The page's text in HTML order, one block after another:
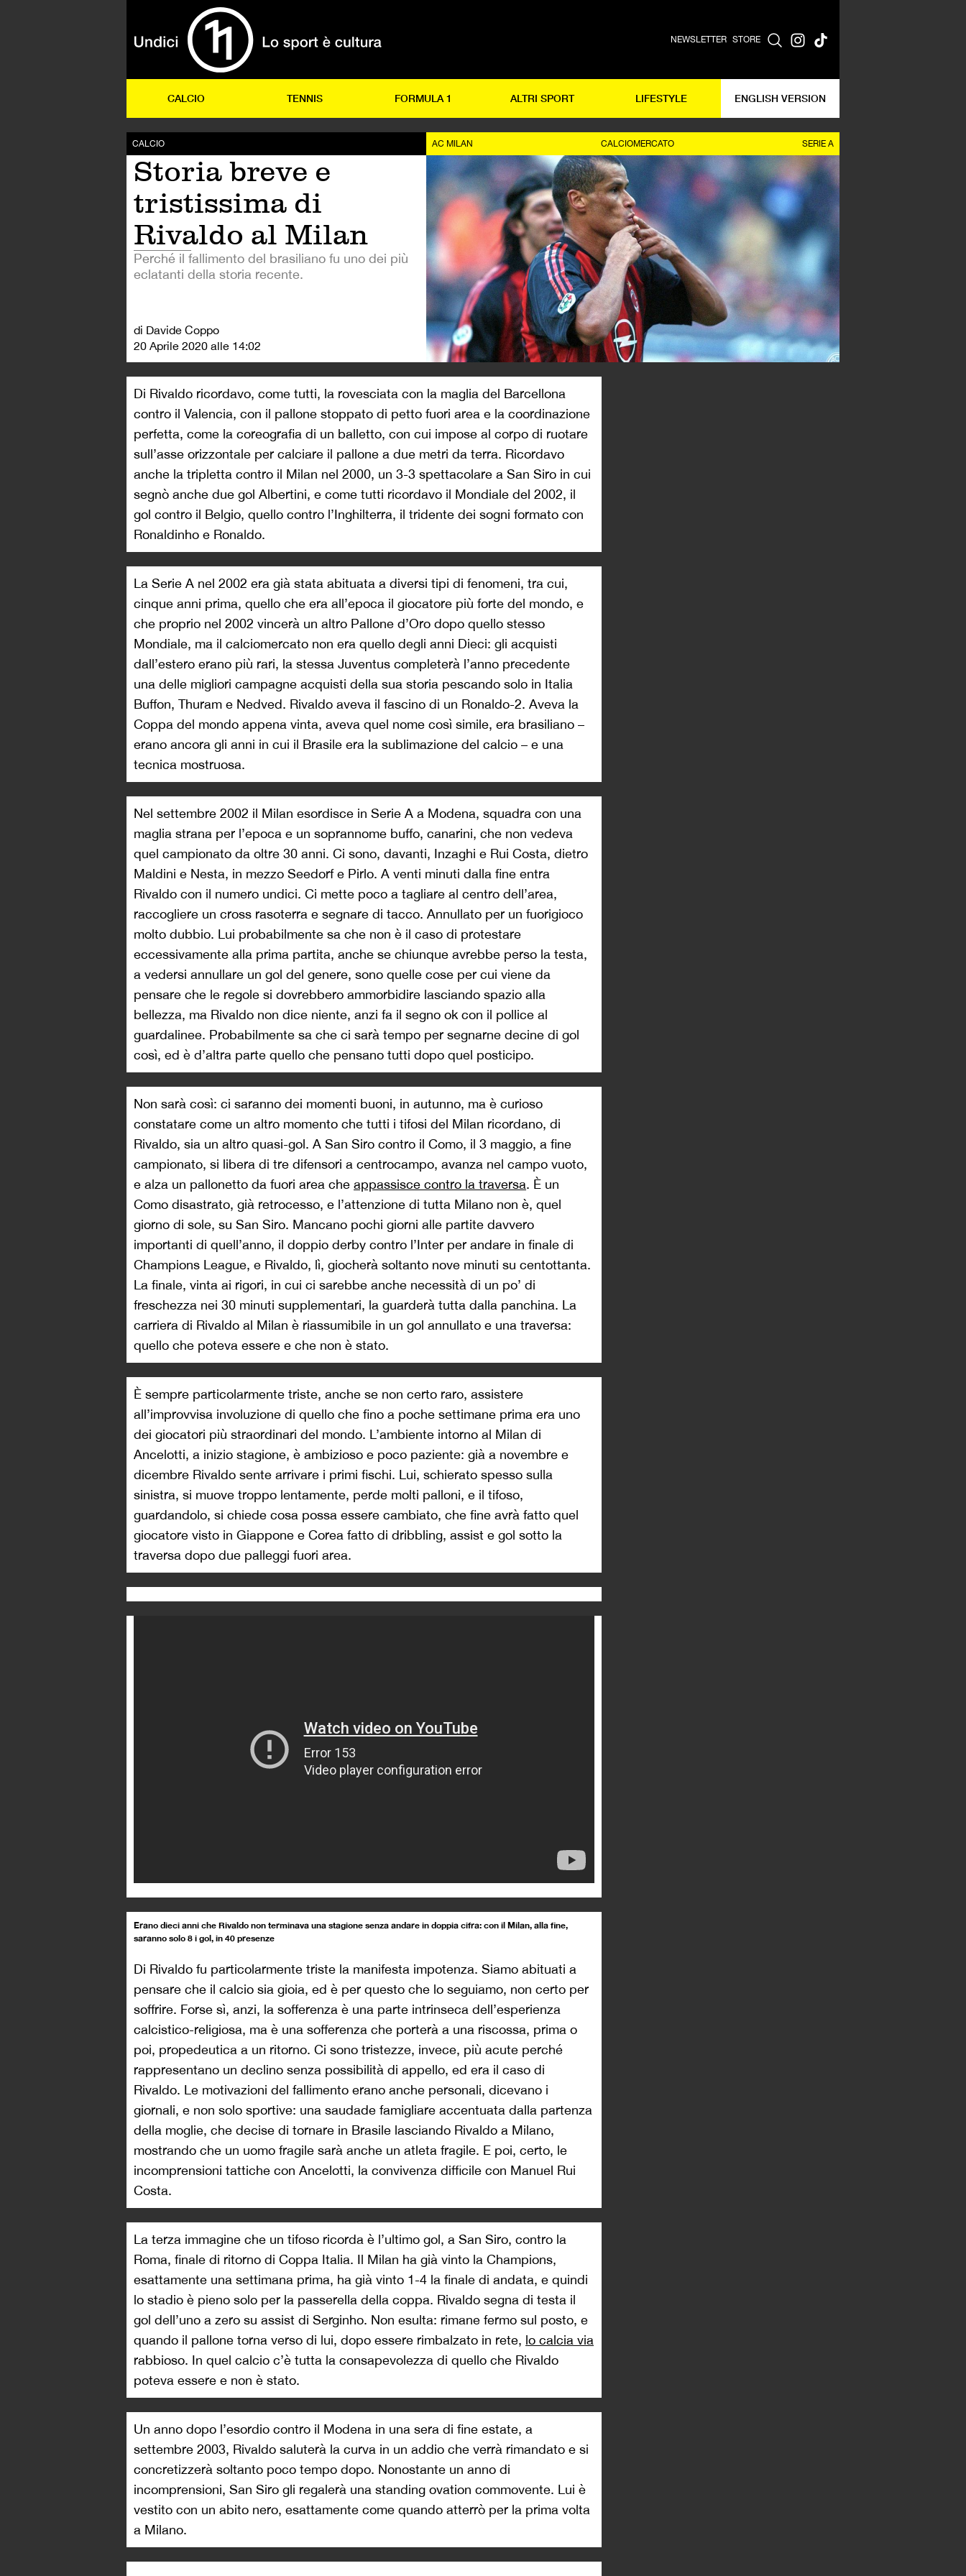
NEWSLETTER STORE
CALCIO TENNIS FORMULA 1 ALTRI SPORT LIFESTYLE ENGLISH VERSION
CALCIO
Storia breve e
tristissima di
Rivaldo al Milan
Perché il fallimento del brasiliano fu uno dei più
eclatanti della storia recente.
di Davide Coppo
20 Aprile 2020 alle 14:02
AC MILAN CALCIOMERCATO SERIE A
Di Rivaldo ricordavo, come tutti, la rovesciata con la maglia del Barcellona
contro il Valencia, con il pallone stoppato di petto fuori area e la coordinazione
perfetta, come la coreografia di un balletto, con cui impose al corpo di ruotare
sull’asse orizzontale per calciare il pallone a due metri da terra. Ricordavo
anche la tripletta contro il Milan nel 2000, un 3-3 spettacolare a San Siro in cui
segnò anche due gol Albertini, e come tutti ricordavo il Mondiale del 2002, il
gol contro il Belgio, quello contro l’Inghilterra, il tridente dei sogni formato con
Ronaldinho e Ronaldo.
La Serie A nel 2002 era già stata abituata a diversi tipi di fenomeni, tra cui,
cinque anni prima, quello che era all’epoca il giocatore più forte del mondo, e
che proprio nel 2002 vincerà un altro Pallone d’Oro dopo quello stesso
Mondiale, ma il calciomercato non era quello degli anni Dieci: gli acquisti
dall’estero erano più rari, la stessa Juventus completerà l’anno precedente
una delle migliori campagne acquisti della sua storia pescando solo in Italia
Buffon, Thuram e Nedved. Rivaldo aveva il fascino di un Ronaldo-2. Aveva la
Coppa del mondo appena vinta, aveva quel nome così simile, era brasiliano –
erano ancora gli anni in cui il Brasile era la sublimazione del calcio – e una
tecnica mostruosa.
Nel settembre 2002 il Milan esordisce in Serie A a Modena, squadra con una
maglia strana per l’epoca e un soprannome buffo, canarini, che non vedeva
quel campionato da oltre 30 anni. Ci sono, davanti, Inzaghi e Rui Costa, dietro
Maldini e Nesta, in mezzo Seedorf e Pirlo. A venti minuti dalla fine entra
Rivaldo con il numero undici. Ci mette poco a tagliare al centro dell’area,
raccogliere un cross rasoterra e segnare di tacco. Annullato per un fuorigioco
molto dubbio. Lui probabilmente sa che non è il caso di protestare
eccessivamente alla prima partita, anche se chiunque avrebbe perso la testa,
a vedersi annullare un gol del genere, sono quelle cose per cui viene da
pensare che le regole si dovrebbero ammorbidire lasciando spazio alla
bellezza, ma Rivaldo non dice niente, anzi fa il segno ok con il pollice al
guardalinee. Probabilmente sa che ci sarà tempo per segnarne decine di gol
così, ed è d’altra parte quello che pensano tutti dopo quel posticipo.
Non sarà così: ci saranno dei momenti buoni, in autunno, ma è curioso
constatare come un altro momento che tutti i tifosi del Milan ricordano, di
Rivaldo, sia un altro quasi-gol. A San Siro contro il Como, il 3 maggio, a fine
campionato, si libera di tre difensori a centrocampo, avanza nel campo vuoto,
e alza un pallonetto da fuori area che appassisce contro la traversa. È un
Como disastrato, già retrocesso, e l’attenzione di tutta Milano non è, quel
giorno di sole, su San Siro. Mancano pochi giorni alle partite davvero
importanti di quell’anno, il doppio derby contro l’Inter per andare in finale di
Champions League, e Rivaldo, lì, giocherà soltanto nove minuti su centottanta.
La finale, vinta ai rigori, in cui ci sarebbe anche necessità di un po’ di
freschezza nei 30 minuti supplementari, la guarderà tutta dalla panchina. La
carriera di Rivaldo al Milan è riassumibile in un gol annullato e una traversa:
quello che poteva essere e che non è stato.
È sempre particolarmente triste, anche se non certo raro, assistere
all’improvvisa involuzione di quello che fino a poche settimane prima era uno
dei giocatori più straordinari del mondo. L’ambiente intorno al Milan di
Ancelotti, a inizio stagione, è ambizioso e poco paziente: già a novembre e
dicembre Rivaldo sente arrivare i primi fischi. Lui, schierato spesso sulla
sinistra, si muove troppo lentamente, perde molti palloni, e il tifoso,
guardandolo, si chiede cosa possa essere cambiato, che fine avrà fatto quel
giocatore visto in Giappone e Corea fatto di dribbling, assist e gol sotto la
traversa dopo due palleggi fuori area.
Erano dieci anni che Rivaldo non terminava una stagione senza andare in doppia cifra: con il Milan, alla fine,
saranno solo 8 i gol, in 40 presenze
Di Rivaldo fu particolarmente triste la manifesta impotenza. Siamo abituati a
pensare che il calcio sia gioia, ed è per questo che lo seguiamo, non certo per
soffrire. Forse sì, anzi, la sofferenza è una parte intrinseca dell’esperienza
calcistico-religiosa, ma è una sofferenza che porterà a una riscossa, prima o
poi, propedeutica a un ritorno. Ci sono tristezze, invece, più acute perché
rappresentano un declino senza possibilità di appello, ed era il caso di
Rivaldo. Le motivazioni del fallimento erano anche personali, dicevano i
giornali, e non solo sportive: una saudade famigliare accentuata dalla partenza
della moglie, che decise di tornare in Brasile lasciando Rivaldo a Milano,
mostrando che un uomo fragile sarà anche un atleta fragile. E poi, certo, le
incomprensioni tattiche con Ancelotti, la convivenza difficile con Manuel Rui
Costa.
La terza immagine che un tifoso ricorda è l’ultimo gol, a San Siro, contro la
Roma, finale di ritorno di Coppa Italia. Il Milan ha già vinto la Champions,
esattamente una settimana prima, ha già vinto 1-4 la finale di andata, e quindi
lo stadio è pieno solo per la passerella della coppa. Rivaldo segna di testa il
gol dell’uno a zero su assist di Serginho. Non esulta: rimane fermo sul posto, e
quando il pallone torna verso di lui, dopo essere rimbalzato in rete, lo calcia via
rabbioso. In quel calcio c’è tutta la consapevolezza di quello che Rivaldo
poteva essere e non è stato.
Un anno dopo l’esordio contro il Modena in una sera di fine estate, a
settembre 2003, Rivaldo saluterà la curva in un addio che verrà rimandato e si
concretizzerà soltanto poco tempo dopo. Nonostante un anno di
incomprensioni, San Siro gli regalerà una standing ovation commovente. Lui è
vestito con un abito nero, esattamente come quando atterrò per la prima volta
a Milano.